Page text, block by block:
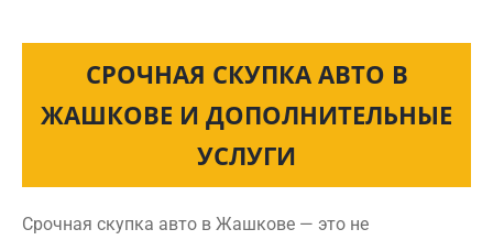
СРОЧНАЯ СКУПКА АВТО В
ЖАШКОВЕ И ДОПОЛНИТЕЛЬНЫЕ
УСЛУГИ
Срочная скупка авто в Жашкове — это не